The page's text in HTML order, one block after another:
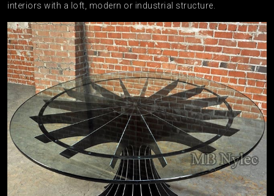
interiors with a loft, modern or industrial structure.